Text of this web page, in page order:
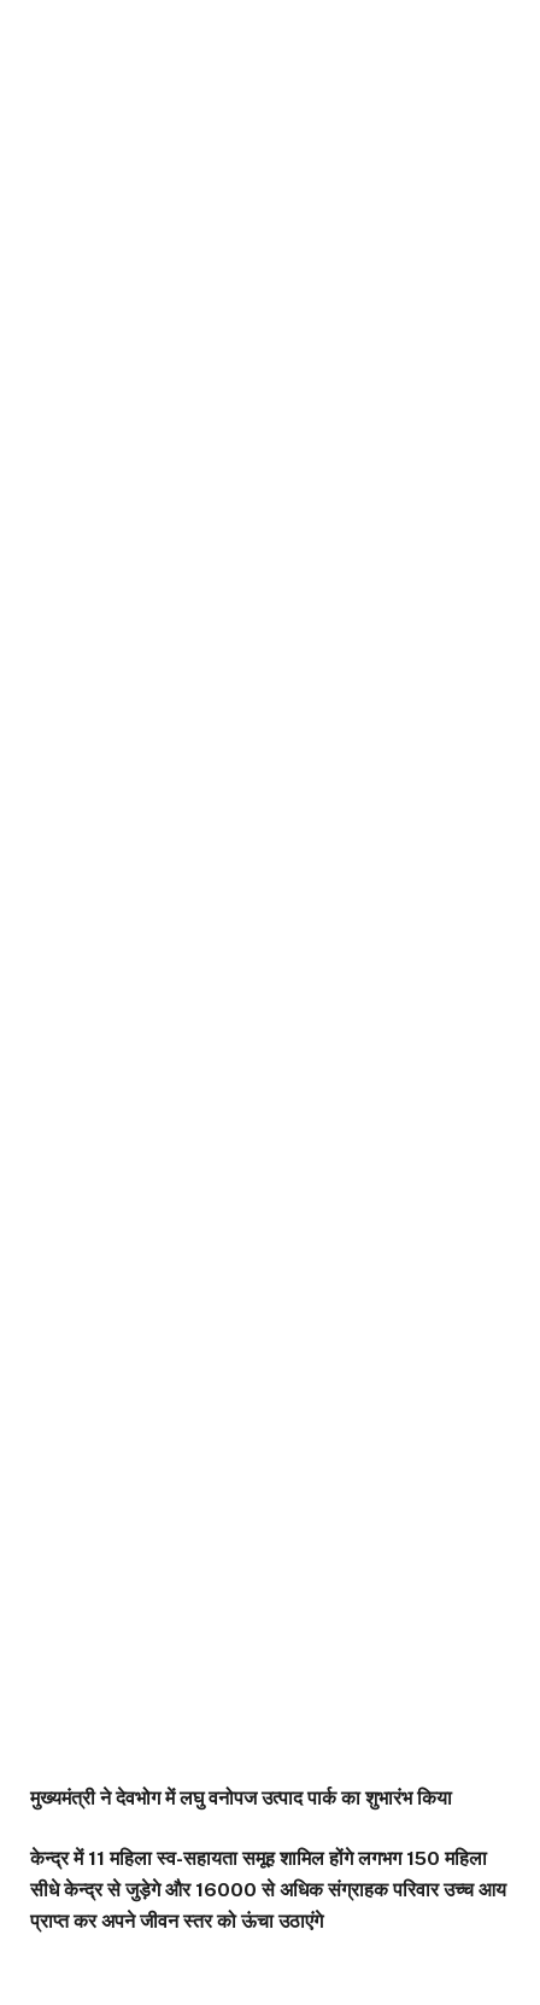
मुख्यमंत्री ने देवभोग में लघु वनोपज उत्पाद पार्क का शुभारंभ किया
केन्द्र में 11 महिला स्व-सहायता समूह शामिल होंगे लगभग 150 महिला
सीधे केन्द्र से जुड़ेगे और 16000 से अधिक संग्राहक परिवार उच्च आय
प्राप्त कर अपने जीवन स्तर को ऊंचा उठाएंगे